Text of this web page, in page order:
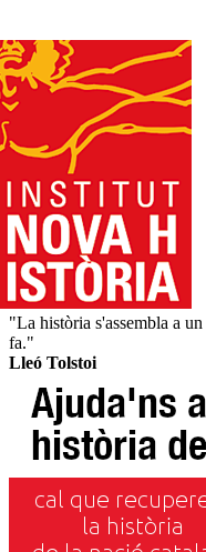
"La història s'assembla a
fa."
Lleó Tolstoi